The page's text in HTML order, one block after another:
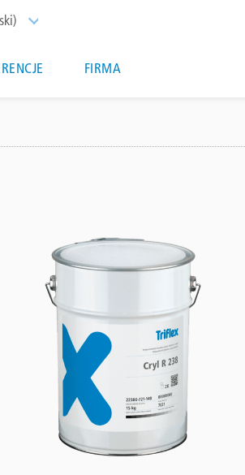
List additional actions
FIRMA